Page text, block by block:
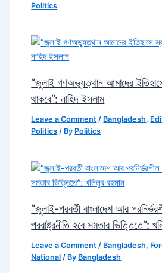
Politics
“জুলাই গণঅভ্যুত্থান আমাদের ইতিহাসে
থাকবে”: নাহিদ ইসলাম
Leave a Comment / Bangladesh,
Politics / By Politics
“জুলাই-পরবর্তী বাংলাদেশ আর
পররাষ্ট্রনীতি হবে সমতার ভিত্তিতে”:
Leave a Comment / Bangladesh,
National / By Bangladesh